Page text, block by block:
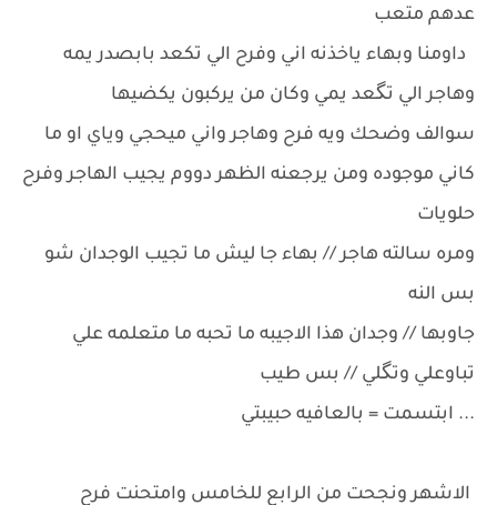
عدهم متعب
داومنا وبهاء ياخذنه اني وفرح الي تكعد بابصدر يمه
وهاجر الي تگعد يمي وكان من يركبون يكضيها
سوالف وضحك ويه فرح وهاجر واني ميحجي وياي او ما
كاني موجوده ومن يرجعنه الظهر دووم يجيب الهاجر وفرح
حلويات
ومره سالته هاجر // بهاء جا ليش ما تجيب الوجدان شو
بس النه
جاوبها // وجدان هذا الاجيبه ما تحبه ما متعلمه علي
تباوعلي وتگلي // بس طيب
... ابتسمت = بالعافيه حبيبتي
الاشهر ونجحت من الرابع للخامس وامتحنت فرح